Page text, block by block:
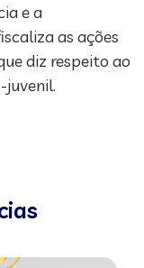
e a
as ações
diz respeito ao